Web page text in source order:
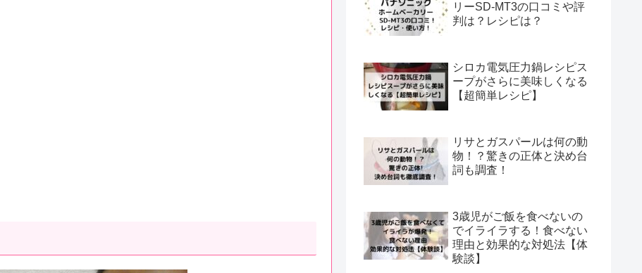
リーSD-MT3の口コミや評
判は？レシピは？
シロカ電気圧力鍋レシピス
ープがさらに美味しくなる
【超簡単レシピ】
リサとガスパールは何の動
物！？驚きの正体と決め台
詞も調査！
3歳児がご飯を食べないの
でイライラする！食べない
理由と効果的な対処法【体
験談】